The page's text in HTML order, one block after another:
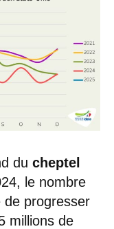
du cheptel
le nombre
de progresser
millions de